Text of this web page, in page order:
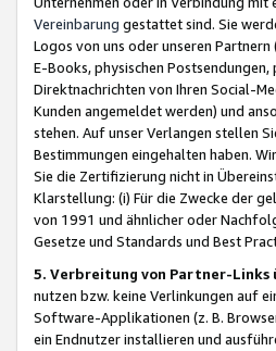
Vereinbarung gestattet sind. Sie
Logos von uns oder unseren
E-Books, physischen
Direktnachrichten von Ihren Social-
Kunden angemeldet werden) und
stehen. Auf unser Verlangen stellen
Bestimmungen eingehalten haben.
Sie die Zertifizierung nicht in
Klarstellung: (i) Für die Zwecke der
von 1991 und ähnlicher oder
Gesetze und Standards und Best
5. Verbreitung von Partner-Links
nutzen bzw. keine Verlinkungen auf
Software-Applikationen (z. B.
ein Endnutzer installieren und